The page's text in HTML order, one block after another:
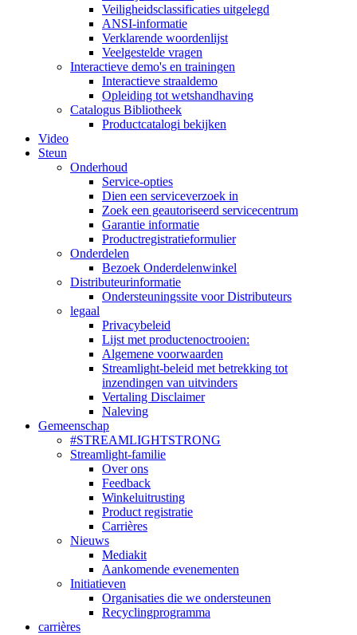
Veiligheidsclassificaties uitgelegd
ANSI-informatie
Verklarende woordenlijst
Veelgestelde vragen
Interactieve demo's en trainingen
Interactieve straaldemo
Opleiding tot wetshandhaving
Catalogus Bibliotheek
Productcatalogi bekijken
Video
Steun
Onderhoud
Service-opties
Dien een serviceverzoek in
Zoek een geautoriseerd servicecentrum
Garantie informatie
Productregistratieformulier
Onderdelen
Bezoek Onderdelenwinkel
Distributeurinformatie
Ondersteuningssite voor Distributeurs
legaal
Privacybeleid
Lijst met productenoctrooien:
Algemene voorwaarden
Streamlight-beleid met betrekking tot
inzendingen van uitvinders
Vertaling Disclaimer
Naleving
Gemeenschap
#STREAMLIGHTSTRONG
Streamlight-familie
Over ons
Feedback
Winkeluitrusting
Product registratie
Carrières
Nieuws
Mediakit
Aankomende evenementen
Initiatieven
Organisaties die we ondersteunen
Recyclingprogramma
carrières